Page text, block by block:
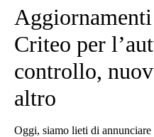
Criteo per
controllo,
altro
Oggi, siamo lieti di